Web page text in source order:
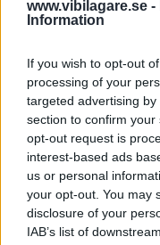
www.vibilagare.se -
Information
If you wish to opt-out
processing of your
targeted advertising
section to confirm
opt-out request is
interest-based ads
us or personal
your opt-out. You may
disclosure of your
IAB’s list of
Foto: Honda
Honda CR-X
Vad sägs om en
delar slitagedelar
där har du
Se det som en strikt